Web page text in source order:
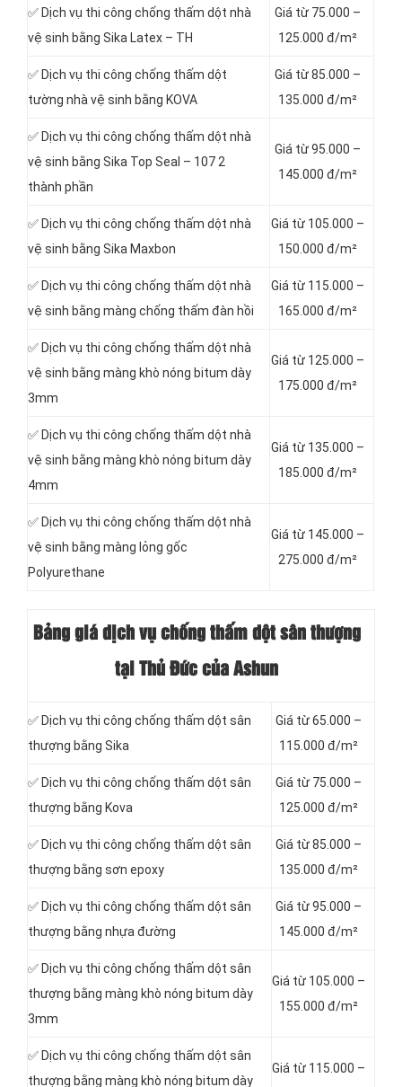
✅ Dịch vụ thi công chống thấm dột nhà
vệ sinh bằng Sika Latex – TH
Giá từ 75.000 –
125.000 đ/m²
✅ Dịch vụ thi công chống thấm dột
tường nhà vệ sinh bằng KOVA
Giá từ 85.000 –
135.000 đ/m²
✅ Dịch vụ thi công chống thấm dột nhà
vệ sinh bằng Sika Top Seal – 107 2
thành phần
Giá từ 95.000 –
145.000 đ/m²
✅ Dịch vụ thi công chống thấm dột nhà
vệ sinh bằng Sika Maxbon
Giá từ 105.000 –
150.000 đ/m²
✅ Dịch vụ thi công chống thấm dột nhà
vệ sinh bằng màng chống thấm đàn hồi
Giá từ 115.000 –
165.000 đ/m²
✅ Dịch vụ thi công chống thấm dột nhà
vệ sinh bằng màng khò nóng bitum dày
3mm
Giá từ 125.000 –
175.000 đ/m²
✅ Dịch vụ thi công chống thấm dột nhà
vệ sinh bằng màng khò nóng bitum dày
4mm
Giá từ 135.000 –
185.000 đ/m²
✅ Dịch vụ thi công chống thấm dột nhà
vệ sinh bằng màng lỏng gốc
Polyurethane
Giá từ 145.000 –
275.000 đ/m²
Bảng giá dịch vụ chống thấm dột sân thượng
tại Thủ Đức của Ashun
✅ Dịch vụ thi công chống thấm dột sân
thượng bằng Sika
Giá từ 65.000 –
115.000 đ/m²
✅ Dịch vụ thi công chống thấm dột sân
thượng bằng Kova
Giá từ 75.000 –
125.000 đ/m²
✅ Dịch vụ thi công chống thấm dột sân
thượng bằng sơn epoxy
Giá từ 85.000 –
135.000 đ/m²
✅ Dịch vụ thi công chống thấm dột sân
thượng bằng nhựa đường
Giá từ 95.000 –
145.000 đ/m²
✅ Dịch vụ thi công chống thấm dột sân
thượng bằng màng khò nóng bitum dày
3mm
Giá từ 105.000 –
155.000 đ/m²
✅ Dịch vụ thi công chống thấm dột sân
thượng bằng màng khò nóng bitum dày
Giá từ 115.000 –